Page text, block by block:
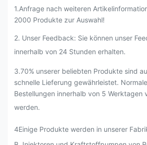
1.Anfrage nach weiteren
2000 Produkte zur Auswahl!
2. Unser Feedback: Sie können unser
innerhalb von 24 Stunden erhalten.
3.70% unserer beliebten Produkte sind
schnelle Lieferung gewährleistet.
Bestellungen innerhalb von 5 Werktagen
werden.
4Einige Produkte werden in unserer